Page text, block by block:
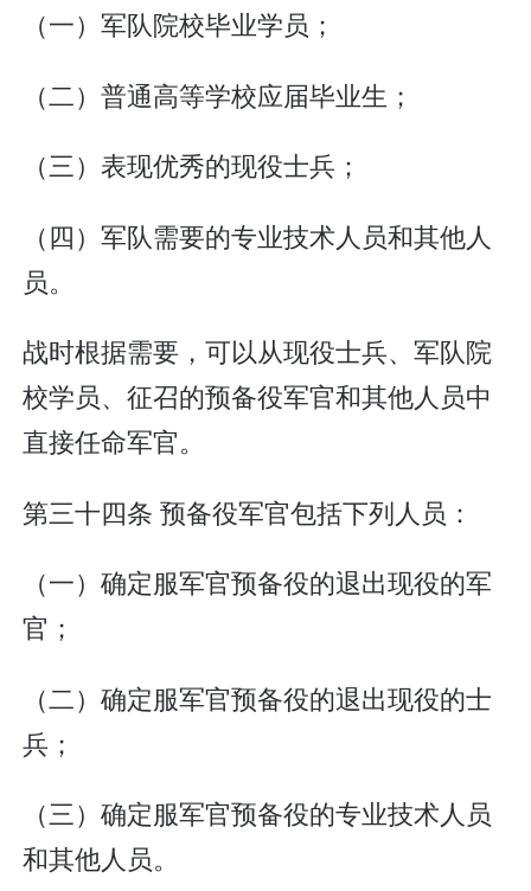
（一）军队院校毕业学员；
（二）普通高等学校应届毕业生；
（三）表现优秀的现役士兵；
（四）军队需要的专业技术人员和其他人
员。
战时根据需要，可以从现役士兵、军队院
校学员、征召的预备役军官和其他人员中
直接任命军官。
第三十四条 预备役军官包括下列人员：
（一）确定服军官预备役的退出现役的军
官；
（二）确定服军官预备役的退出现役的士
兵；
（三）确定服军官预备役的专业技术人员
和其他人员。